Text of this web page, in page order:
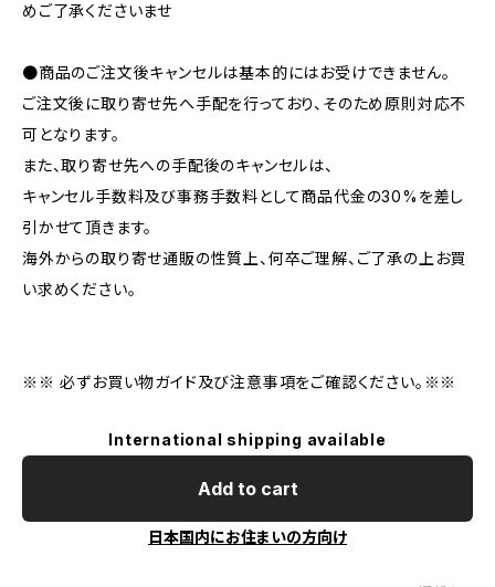
めご了承くださいませ
●商品のご注文後キャンセルは基本的にはお受けできません。
ご注文後に取り寄せ先へ手配を行っており、そのため原則対応不
可となります。
また、取り寄せ先への手配後のキャンセルは、
キャンセル手数料及び事務手数料として商品代金の30%を差し
引かせて頂きます。
海外からの取り寄せ通販の性質上、何卒ご理解、ご了承の上お買
い求めください。
※※ 必ずお買い物ガイド及び注意事項をご確認ください。※※
International shipping available
Add to cart
日本国内にお住まいの方向け